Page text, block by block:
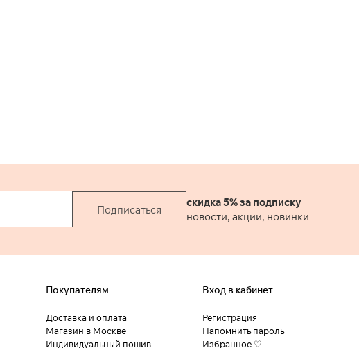
Подписаться
скидка 5% за подписку
новости, акции, новинки
Покупателям
Доставка и оплата
Магазин в Москве
Индивидуальный пошив
Вход в кабинет
Регистрация
Напомнить пароль
Избранное ♡